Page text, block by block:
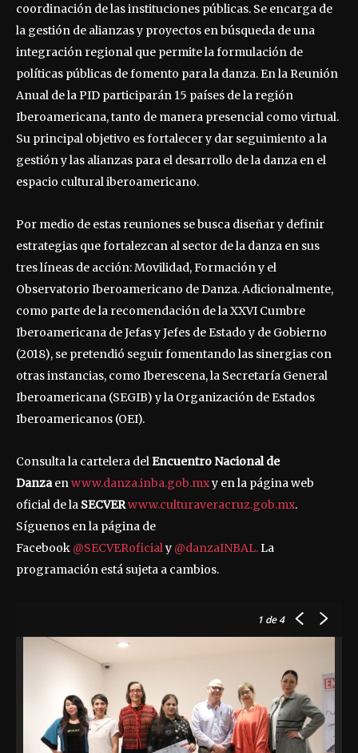
coordinación de las instituciones públicas. Se encarga de
la gestión de alianzas y proyectos en búsqueda de una
integración regional que permite la formulación de
políticas públicas de fomento para la danza. En la Reunión
Anual de la PID participarán 15 países de la región
Iberoamericana, tanto de manera presencial como virtual.
Su principal objetivo es fortalecer y dar seguimiento a la
gestión y las alianzas para el desarrollo de la danza en el
espacio cultural iberoamericano.
Por medio de estas reuniones se busca diseñar y definir
estrategias que fortalezcan al sector de la danza en sus
tres líneas de acción: Movilidad, Formación y el
Observatorio Iberoamericano de Danza. Adicionalmente,
como parte de la recomendación de la XXVI Cumbre
Iberoamericana de Jefas y Jefes de Estado y de Gobierno
(2018), se pretendió seguir fomentando las sinergias con
otras instancias, como Iberescena, la Secretaría General
Iberoamericana (SEGIB) y la Organización de Estados
Iberoamericanos (OEI).
Consulta la cartelera delEncuentro Nacional de
Danzaenwww.danza.inba.gob.mxy en la página web
oficial de la SECVERwww.culturaveracruz.gob.mx.
Síguenos en la página de
Facebook @SECVERoficialy @danzaINBAL.La
programación está sujeta a cambios.
1 de 4